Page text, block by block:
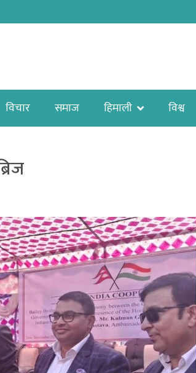
विचार समाज हिमाली विश्व